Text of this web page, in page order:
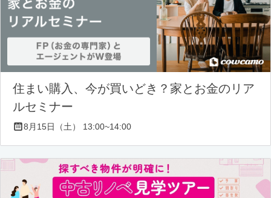
住まい購入、今が買いどき？家とお金のリア
ルセミナー
8月15日（土） 13:00~14:00